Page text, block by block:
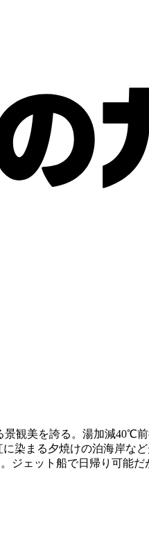
観美を誇る。湯加減40℃
染まる夕焼けの泊海岸な
ジェット船で日帰り可能